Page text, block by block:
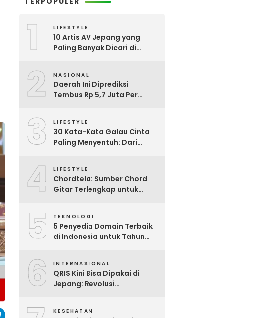
1 LIFESTYLE
10 Artis AV Jepang yang
Paling Banyak Dicari di
2 NASIONAL
Daerah Ini Diprediksi
Tembus Rp 5,7 Juta Per
Upah Minimum 2026
3 LIFESTYLE
30 Kata-Kata Galau Cinta
Paling Menyentuh: Dari
4 LIFESTYLE
Chordtela: Sumber Chord
Gitar Terlengkap untuk
5 TEKNOLOGI
5 Penyedia Domain Terbaik
di Indonesia untuk Tahun
6 INTERNASIONAL
QRIS Kini Bisa Dipakai di
Jepang: Revolusi
KESEHATAN